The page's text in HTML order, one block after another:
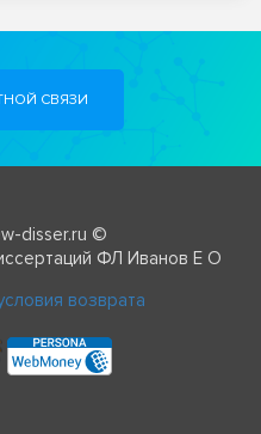
СВЯЗИ
disser.ru ©
ФЛ Иванов Е О
возврата